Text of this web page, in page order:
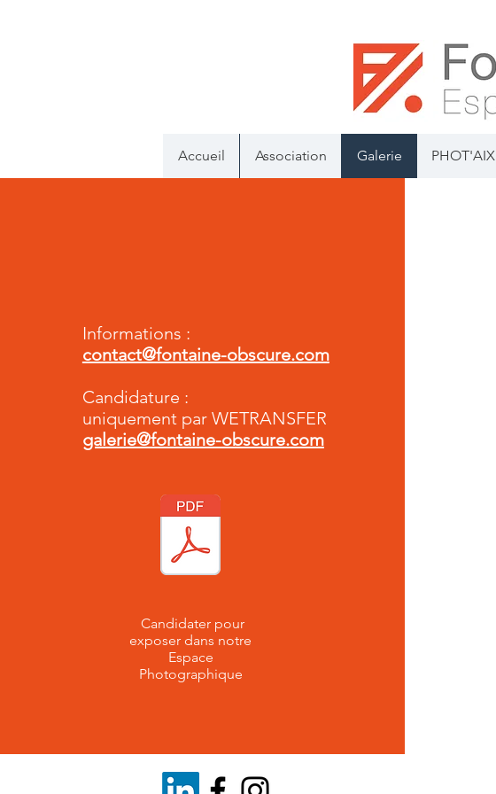
Accueil Association Galerie PHOT'AIX
Informations :
contact@fontaine-obscure.com
Candidature :
uniquement par WETRANSFER
galerie@fontaine-obscure.com
Candidater pour
exposer dans notre
Espace
Photographique